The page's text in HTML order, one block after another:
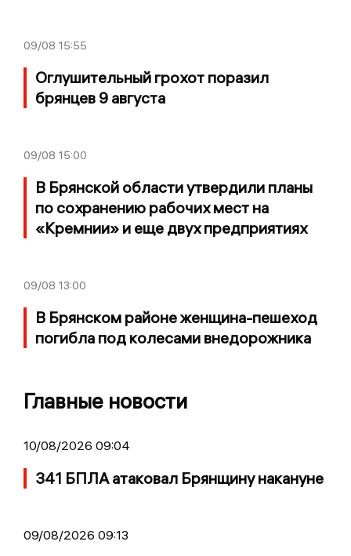
09/08 15:55
Оглушительный грохот поразил
брянцев 9 августа
09/08 15:00
В Брянской области утвердили планы
по сохранению рабочих мест на
«Кремнии» и еще двух предприятиях
09/08 13:00
В Брянском районе женщина-пешеход
погибла под колесами внедорожника
Главные новости
10/08/2026 09:04
341 БПЛА атаковал Брянщину накануне
09/08/2026 09:13